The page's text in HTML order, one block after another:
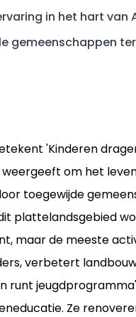
in het hart van
gemeenschappen
'Kinderen
om het
toegewijde
plattelandsgebied
maar de meeste
verbetert
runt
Ze